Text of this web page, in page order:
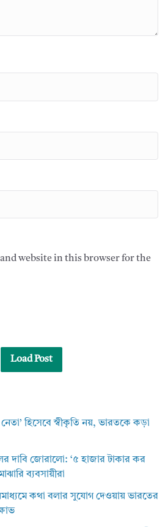
website in this browser for the
Load Post
নেতা’ হিসেবে স্বীকৃতি নয়, ভারতকে কড়া
দাবি জোরালো: ‘৫ হাজার টাকার কর
ব্যবসায়ীরা
কথা বলার সুযোগ দেওয়ায় ভারতের